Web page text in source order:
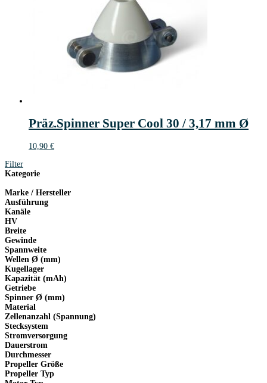
Präz.Spinner Super Cool 30 / 3,17 mm Ø
10,90 €
Filter
Kategorie
Marke / Hersteller
Ausführung
Kanäle
HV
Breite
Gewinde
Spannweite
Wellen Ø (mm)
Kugellager
Kapazität (mAh)
Getriebe
Spinner Ø (mm)
Material
Zellenanzahl (Spannung)
Stecksystem
Stromversorgung
Dauerstrom
Durchmesser
Propeller Größe
Propeller Typ